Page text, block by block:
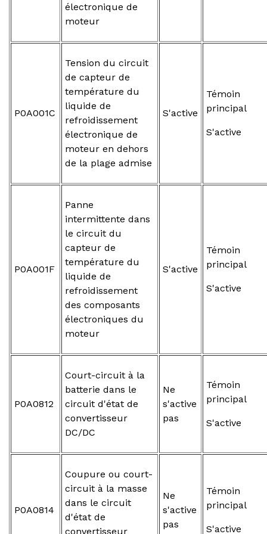
électronique de
moteur
P0A001C
Tension du circuit
de capteur de
température du
liquide de
refroidissement
électronique de
moteur en dehors
de la plage admise
S'active
Témoin
principal
S'active
P0A001F
Panne
intermittente dans
le circuit du
capteur de
température du
liquide de
refroidissement
des composants
électroniques du
moteur
S'active
Témoin
principal
S'active
P0A0812
Court-circuit à la
batterie dans le
circuit d'état de
convertisseur
DC/DC
Ne
s'active
pas
Témoin
principal
S'active
P0A0814
Coupure ou court-
circuit à la masse
dans le circuit
d'état de
convertisseur
Ne
s'active
pas
Témoin
principal
S'active